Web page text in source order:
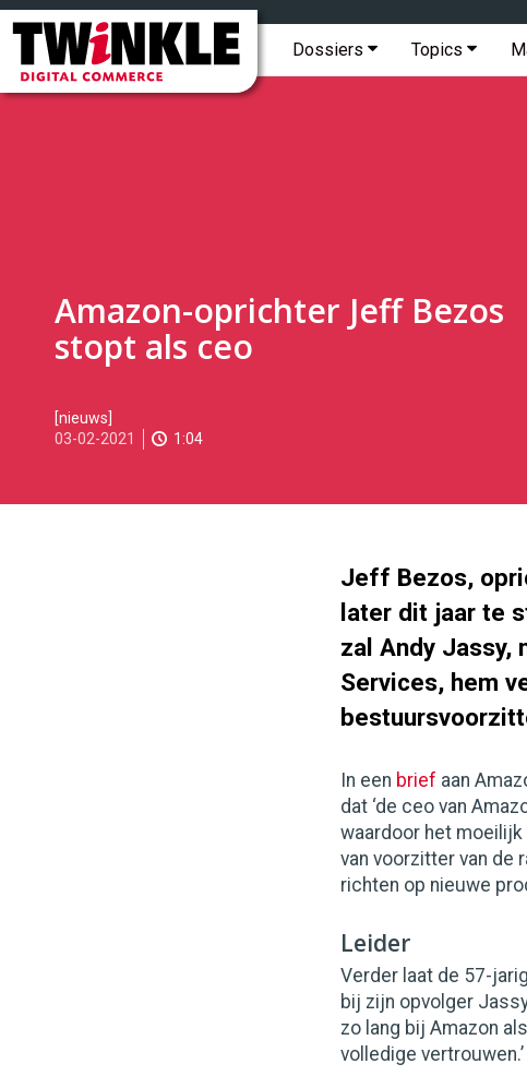
Twinkle
Digital
Commerce
Hoofdmenu
Dossiers Topics
Topmenu
Amazon-oprichter Jeff Bezos
stopt als ceo
2021-
02-
02-
[nieuws]
03-02-2021
1:04
Jeff Bezos,
later dit jaar te
zal Andy Jassy,
Services, hem
In een brief aan
dat ‘de ceo van
waardoor het moeilijk
van voorzitter van de
richten op nieuwe
Leider
Verder laat de 57-
bij zijn opvolger
zo lang bij Amazon
volledige vertrouwen.’